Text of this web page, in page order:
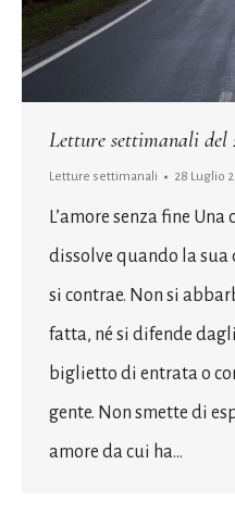
Letture settimanali del
Letture settimanali 28 Luglio
L’amore senza fine
dissolve quando la sua
si contrae. Non si
fatta, né si difende
biglietto di entrata o
gente. Non smette di
amore da cui ha…